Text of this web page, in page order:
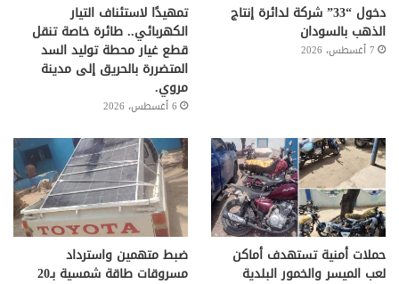
دخول “33” شركة لدائرة إنتاج
الذهب بالسودان
7 أغسطس، 2026
تمهيدًا لاستئناف التيار
الكهربائي.. طائرة خاصة تنقل
قطع غيار محطة توليد السد
المتضررة بالحريق إلى مدينة
مروي.
6 أغسطس، 2026
حملات أمنية تستهدف أماكن
لعب الميسر والخمور البلدية
ضبط متهمين واسترداد
مسروقات طاقة شمسية بـ20